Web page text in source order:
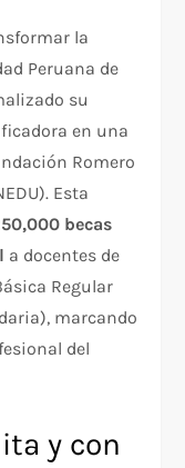
la
Peruana de
su
en una
Romero
Esta
becas
a docentes de
Regular
marcando
del
y con